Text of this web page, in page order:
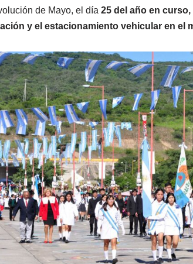
de Mayo, el día 25 del año en
y el estacionamiento vehicular en el